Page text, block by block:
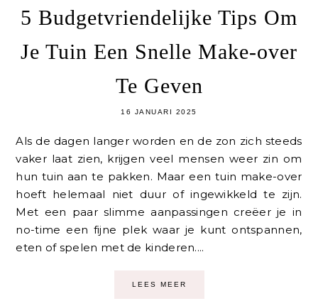
5 Budgetvriendelijke Tips Om
Je Tuin Een Snelle Make-over
Te Geven
16 JANUARI 2025
Als de dagen langer worden en de zon zich steeds
vaker laat zien, krijgen veel mensen weer zin om
hun tuin aan te pakken. Maar een tuin make-over
hoeft helemaal niet duur of ingewikkeld te zijn.
Met een paar slimme aanpassingen creëer je in
no-time een fijne plek waar je kunt ontspannen,
eten of spelen met de kinderen....
LEES MEER